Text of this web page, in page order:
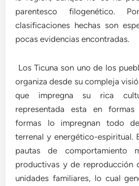
parentesco filogenético.
clasificaciones hechas son
pocas evidencias encontradas.
Los Ticuna son uno de los
organiza desde su compleja
que impregna su rica
representada esta en formas
formas lo impregnan todo
terrenal y energético-espiritual.
pautas de comportamiento
productivas y de reproducción
unidades familiares, lo cual